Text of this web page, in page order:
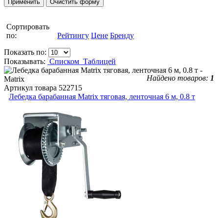
Сортировать
по:
Рейтингу Цене Бренду
Показать по:
Показывать: Списком Таблицей
Найдено товаров: 1
Артикул товара 522715
Лебедка барабанная Matrix тяговая, ленточная 6 м, 0.8 т